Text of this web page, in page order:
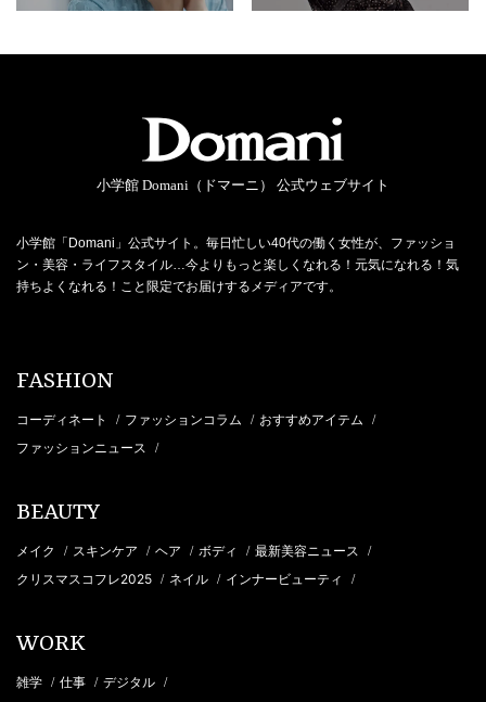
小学館 Domani（ドマーニ） 公式ウェブサイト
小学館「Domani」公式サイト。毎日忙しい40代の働く女性が、ファッショ
ン・美容・ライフスタイル…今よりもっと楽しくなれる！元気になれる！気
持ちよくなれる！こと限定でお届けするメディアです。
FASHION
コーディネート / ファッションコラム / おすすめアイテム /
ファッションニュース /
BEAUTY
メイク / スキンケア / ヘア / ボディ / 最新美容ニュース /
クリスマスコフレ2025 / ネイル / インナービューティ /
WORK
雑学 / 仕事 / デジタル /